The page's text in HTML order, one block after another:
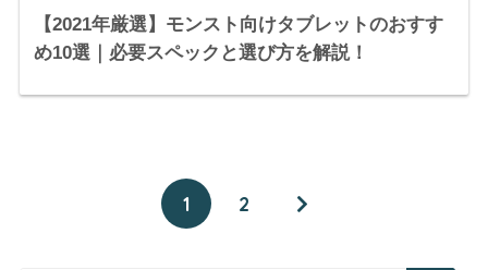
【2021年厳選】モンスト向けタブレットのおすす
め10選｜必要スペックと選び方を解説！
1 2